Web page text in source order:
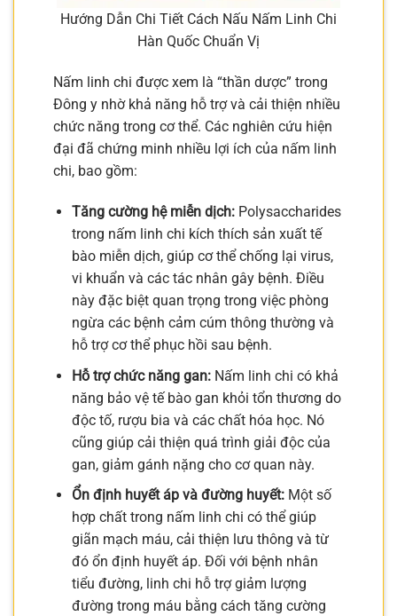
Hướng Dẫn Chi Tiết Cách Nấu Nấm Linh Chi
Hàn Quốc Chuẩn Vị
Nấm linh chi được xem là “thần dược” trong
Đông y nhờ khả năng hỗ trợ và cải thiện nhiều
chức năng trong cơ thể. Các nghiên cứu hiện
đại đã chứng minh nhiều lợi ích của nấm linh
chi, bao gồm:
Tăng cường hệ miễn dịch:Polysaccharides
trong nấm linh chi kích thích sản xuất tế
bào miễn dịch, giúp cơ thể chống lại virus,
vi khuẩn và các tác nhân gây bệnh. Điều
này đặc biệt quan trọng trong việc phòng
ngừa các bệnh cảm cúm thông thường và
hỗ trợ cơ thể phục hồi sau bệnh.
Hỗ trợ chức năng gan:Nấm linh chi có khả
năng bảo vệ tế bào gan khỏi tổn thương do
độc tố, rượu bia và các chất hóa học. Nó
cũng giúp cải thiện quá trình giải độc của
gan, giảm gánh nặng cho cơ quan này.
Ổn định huyết áp và đường huyết:Một số
hợp chất trong nấm linh chi có thể giúp
giãn mạch máu, cải thiện lưu thông và từ
đó ổn định huyết áp. Đối với bệnh nhân
tiểu đường, linh chi hỗ trợ giảm lượng
đường trong máu bằng cách tăng cường